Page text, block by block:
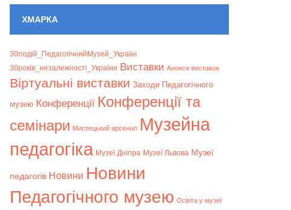
ХМАРКА
30подій_ПедагогічнийМузей_Україні
30років_незалежності_України Bиставки Анонси виставок
Віртуальні виставки Заходи Педагогічного
музею Конференції Конференції та
семінари Мистецький арсенал Музейна
педагогіка Музеї Дніпра Музеї Львова Музеї
педагогів Новини Новини
Педагогічного музею Освіта у музеї